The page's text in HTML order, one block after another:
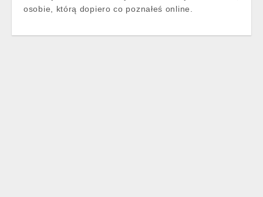
osobie, którą dopiero co poznałeś online.